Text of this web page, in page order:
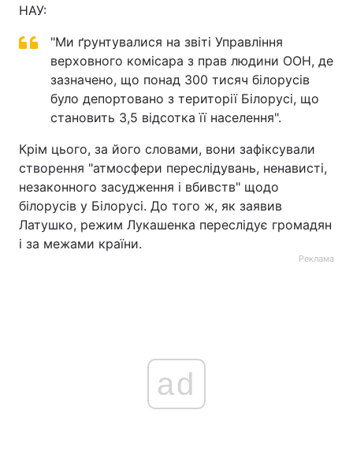
НАУ:
"Ми ґрунтувалися на звіті Управління
верховного комісара з прав людини ООН, де
зазначено, що понад 300 тисяч білорусів
було депортовано з території Білорусі, що
становить 3,5 відсотка її населення".
Крім цього, за його словами, вони зафіксували
створення "атмосфери переслідувань, ненависті,
незаконного засудження і вбивств" щодо
білорусів у Білорусі. До того ж, як заявив
Латушко, режим Лукашенка переслідує громадян
і за межами країни.
Реклама
ad